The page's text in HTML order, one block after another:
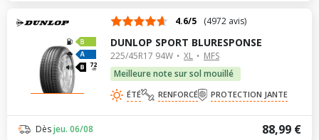
72
dB
4.6/5 (4972 avis)
DUNLOP SPORT BLURESPONSE
225/45R17 94W XL
MFS
Meilleure note sur sol mouillé
ÉTÉ RENFORCÉ PROTECTION JANTE
88,99 €
Dèsjeu. 06/08